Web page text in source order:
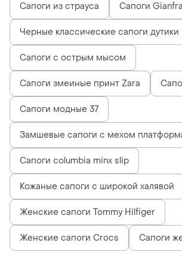
Сапоги из страуса Сапоги
Черные классические сапоги дутики
Сапоги с острым мысом
Сапоги змеиные принт Zara
Сапоги модные 37
Замшевые сапоги с мехом
Сапоги columbia minx slip
Кожаные сапоги с широкой халявой
Женские сапоги Tommy Hilfiger
Женские сапоги Crocs Сапоги